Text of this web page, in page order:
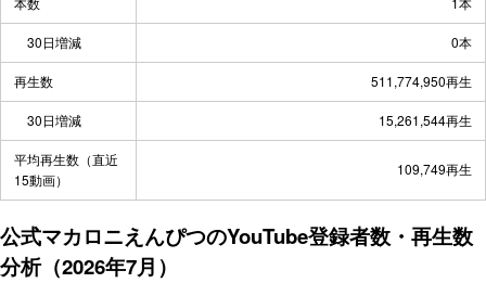
30日増減 0本
再生数 511,774,950再生
30日増減 15,261,544再生
平均再生数（直近
15動画）
109,749再生
公式マカロニえんぴつのYouTube登録者数・再生数
分析（2026年7月）